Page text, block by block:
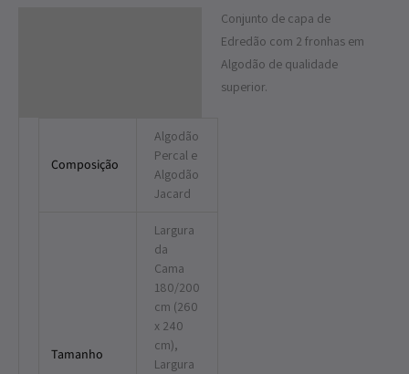
Conjunto de capa de
Edredão com 2 fronhas em
Algodão de qualidade
superior.
Composição
Algodão
Percal e
Algodão
Jacard
Tamanho
Largura
da
Cama
180/200
cm (260
x 240
cm),
Largura